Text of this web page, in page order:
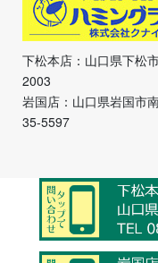
下松本店：山口県下松
2003
岩国店：山口県岩国市
35-5597